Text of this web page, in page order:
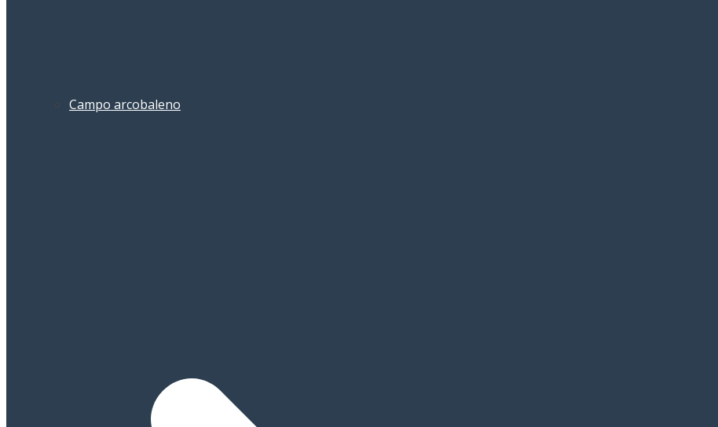
Campo arcobaleno